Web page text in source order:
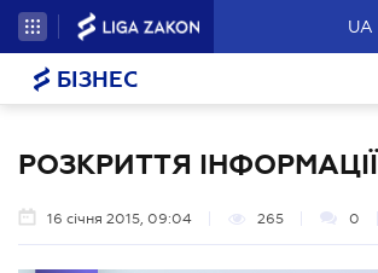
UA
БІЗНЕС
РОЗКРИТТЯ ІНФОРМАЦІЇ
16 січня 2015, 09:04 265 0